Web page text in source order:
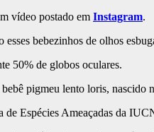
vídeo postado em Instagram.
bebezinhos de olhos
50% de globos oculares.
pigmeu lento loris, nascido
Espécies Ameaçadas da